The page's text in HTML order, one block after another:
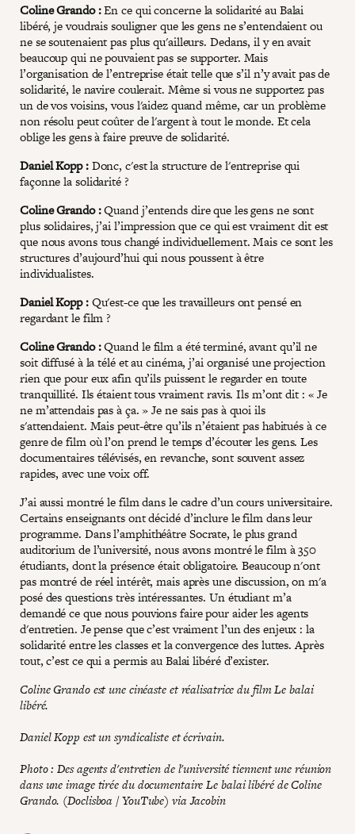
Coline Grando :En ce qui concerne la solidarité au Balai
libéré, je voudrais souligner que les gens ne s’entendaient ou
ne se soutenaient pas plus qu'ailleurs. Dedans, il y en avait
beaucoup qui ne pouvaient pas se supporter. Mais
l’organisation de l’entreprise était telle que s’il n’y avait pas de
solidarité, le navire coulerait. Même si vous ne supportez pas
un de vos voisins, vous l'aidez quand même, car un problème
non résolu peut coûter de l'argent à tout le monde. Et cela
oblige les gens à faire preuve de solidarité.
Daniel Kopp :Donc, c'est la structure de l'entreprise qui
façonne la solidarité ?
Coline Grando :Quand j’entends dire que les gens ne sont
plus solidaires, j’ai l’impression que ce qui est vraiment dit est
que nous avons tous changé individuellement. Mais ce sont les
structures d’aujourd’hui qui nous poussent à être
individualistes.
Daniel Kopp :Qu'est-ce que les travailleurs ont pensé en
regardant le film ?
Coline Grando :Quand le film a été terminé, avant qu’il ne
soit diffusé à la télé et au cinéma, j’ai organisé une projection
rien que pour eux afin qu’ils puissent le regarder en toute
tranquillité. Ils étaient tous vraiment ravis. Ils m’ont dit : « Je
ne m’attendais pas à ça. » Je ne sais pas à quoi ils
s'attendaient. Mais peut-être qu’ils n’étaient pas habitués à ce
genre de film où l’on prend le temps d’écouter les gens. Les
documentaires télévisés, en revanche, sont souvent assez
rapides, avec une voix off.
J’ai aussi montré le film dans le cadre d’un cours universitaire.
Certains enseignants ont décidé d’inclure le film dans leur
programme. Dans l’amphithéâtre Socrate, le plus grand
auditorium de l’université, nous avons montré le film à 350
étudiants, dont la présence était obligatoire. Beaucoup n'ont
pas montré de réel intérêt, mais après une discussion, on m'a
posé des questions très intéressantes. Un étudiant m’a
demandé ce que nous pouvions faire pour aider les agents
d'entretien. Je pense que c’est vraiment l’un des enjeux : la
solidarité entre les classes et la convergence des luttes. Après
tout, c’est ce qui a permis au Balai libéré d’exister.
Coline Grando est une cinéaste et réalisatrice du film Le balai
libéré.
Daniel Kopp est un syndicaliste et écrivain.
Photo : Des agents d'entretien de l'université tiennent une réunion
dans une image tirée du documentaire Le balai libéré de Coline
Grando. (Doclisboa / YouTube) via Jacobin